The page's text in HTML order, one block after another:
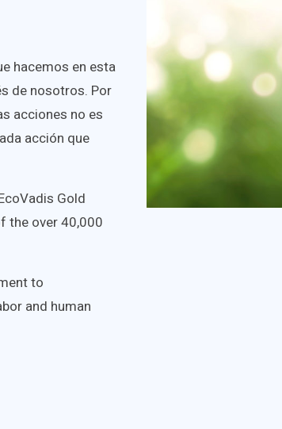
hacemos en esta
de nosotros. Por
acciones no es
acción que
Gold
the over 40,000
to
and human